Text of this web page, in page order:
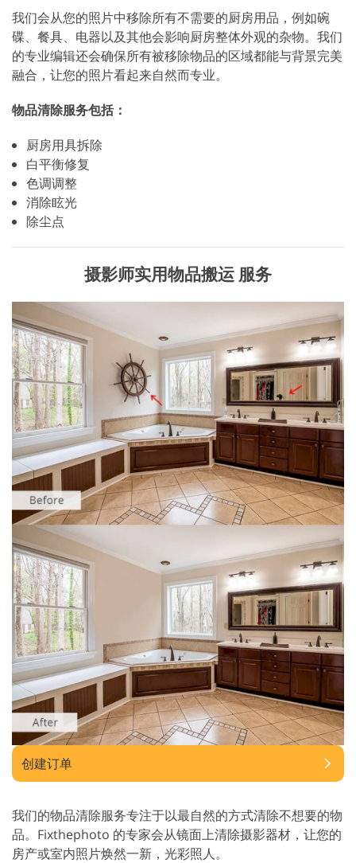
我们会从您的照片中移除所有不需要的厨房用品，例如碗
碟、餐具、电器以及其他会影响厨房整体外观的杂物。我们
的专业编辑还会确保所有被移除物品的区域都能与背景完美
融合，让您的照片看起来自然而专业。
物品清除服务包括：
厨房用具拆除
白平衡修复
色调调整
消除眩光
除尘点
摄影师实用物品搬运 服务
创建订单
我们的物品清除服务专注于以最自然的方式清除不想要的物
品。Fixthephoto 的专家会从镜面上清除摄影器材，让您的
房产或室内照片焕然一新，光彩照人。